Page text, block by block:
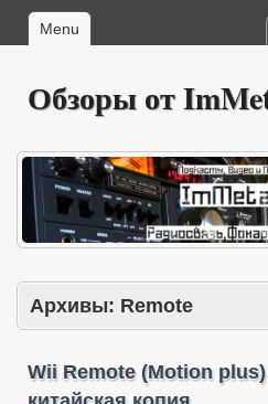
Menu
Обзоры от
Архивы: Remote
Wii Remote (Motion